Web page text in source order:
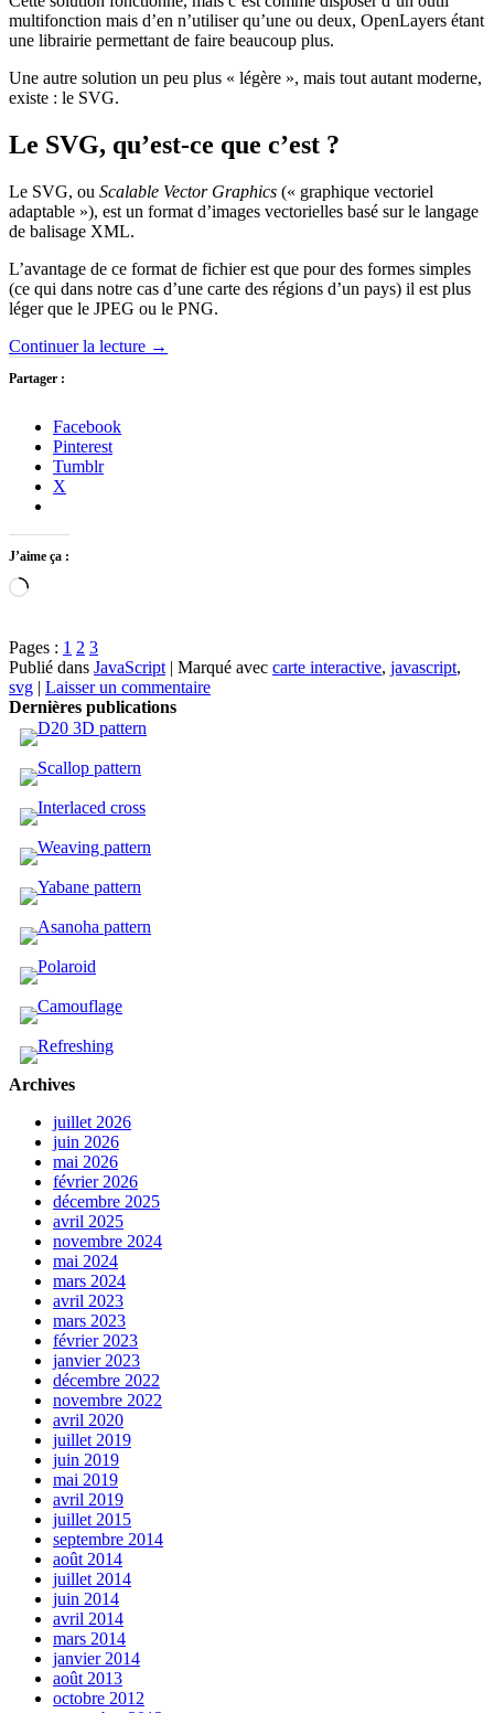
multifonction mais d’en n’utiliser qu’une ou deux, OpenLayers étant
une librairie permettant de faire beaucoup plus.
Une autre solution un peu plus « légère », mais tout autant moderne,
existe : le SVG.
Le SVG, qu’est-ce que c’est ?
Le SVG, ou Scalable Vector Graphics (« graphique vectoriel
adaptable »), est un format d’images vectorielles basé sur le langage
de balisage XML.
L’avantage de ce format de fichier est que pour des formes simples
(ce qui dans notre cas d’une carte des régions d’un pays) il est plus
léger que le JPEG ou le PNG.
Continuer la lecture →
Partager :
Facebook
Pinterest
Tumblr
X
J’aime ça :
Chargement…
Pages : 1 2 3
Publié dans JavaScript | Marqué avec carte interactive, javascript,
svg | Laisser un commentaire
Dernières publications
Archives
juillet 2026
juin 2026
mai 2026
février 2026
décembre 2025
avril 2025
novembre 2024
mai 2024
mars 2024
avril 2023
mars 2023
février 2023
janvier 2023
décembre 2022
novembre 2022
avril 2020
juillet 2019
juin 2019
mai 2019
avril 2019
juillet 2015
septembre 2014
août 2014
juillet 2014
juin 2014
avril 2014
mars 2014
janvier 2014
août 2013
octobre 2012